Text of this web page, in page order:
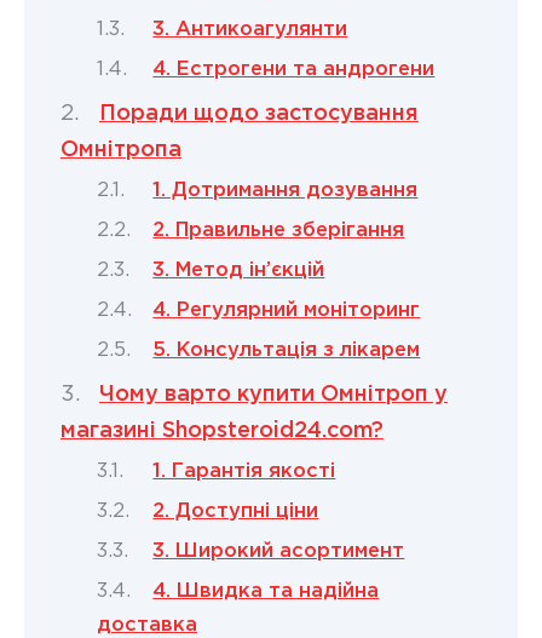
3. Антикоагулянти
4. Естрогени та андрогени
Поради щодо застосування
Омнітропа
1. Дотримання дозування
2. Правильне зберігання
3. Метод ін’єкцій
4. Регулярний моніторинг
5. Консультація з лікарем
Чому варто купити Омнітроп у
магазині Shopsteroid24.com?
1. Гарантія якості
2. Доступні ціни
3. Широкий асортимент
4. Швидка та надійна
доставка